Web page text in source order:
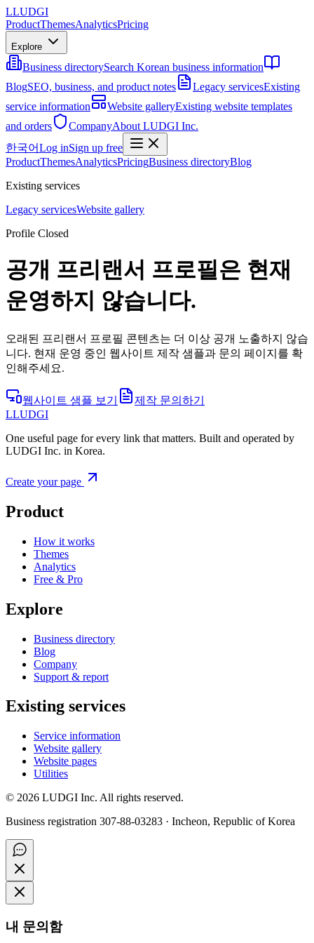
LLUDGI
ProductThemesAnalyticsPricing
Explore
Business directorySearch Korean business information
BlogSEO, business, and product notes Legacy servicesExisting
service information
Website galleryExisting website templates
and orders
CompanyAbout LUDGI Inc.
한국어Log inSign up free
ProductThemesAnalyticsPricingBusiness directoryBlog
Existing services
Legacy servicesWebsite gallery
Profile Closed
공개 프리랜서 프로필은 현재
운영하지 않습니다.
오래된 프리랜서 프로필 콘텐츠는 더 이상 공개 노출하지 않습
니다. 현재 운영 중인 웹사이트 제작 샘플과 문의 페이지를 확
인해주세요.
웹사이트 샘플 보기
제작 문의하기
LLUDGI
One useful page for every link that matters. Built and operated by
LUDGI Inc. in Korea.
Create your page
Product
How it works
Themes
Analytics
Free & Pro
Explore
Business directory
Blog
Company
Support & report
Existing services
Service information
Website gallery
Website pages
Utilities
© 2026 LUDGI Inc. All rights reserved.
Business registration 307-88-03283 · Incheon, Republic of Korea
내 문의함